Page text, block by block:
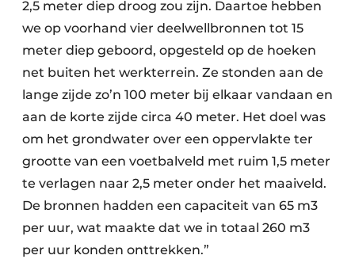
2,5 meter diep droog zou zijn. Daartoe hebben
we op voorhand vier deelwellbronnen tot 15
meter diep geboord, opgesteld op de hoeken
net buiten het werkterrein. Ze stonden aan de
lange zijde zo’n 100 meter bij elkaar vandaan en
aan de korte zijde circa 40 meter. Het doel was
om het grondwater over een oppervlakte ter
grootte van een voetbalveld met ruim 1,5 meter
te verlagen naar 2,5 meter onder het maaiveld.
De bronnen hadden een capaciteit van 65 m3
per uur, wat maakte dat we in totaal 260 m3
per uur konden onttrekken.”